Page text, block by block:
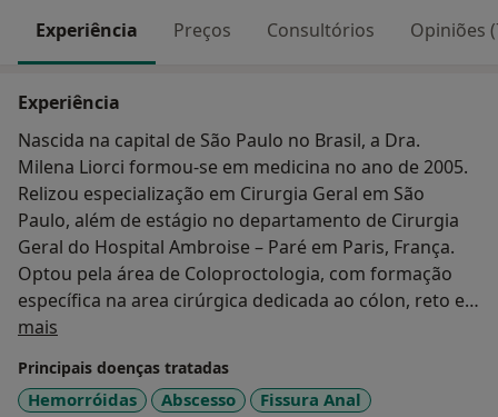
Experiência Preços Consultórios Opiniões
Experiência
Nascida na capital de São Paulo no Brasil, a Dra.
Milena Liorci formou-se em medicina no ano de 2005.
Relizou especialização em Cirurgia Geral em São
Paulo, além de estágio no departamento de Cirurgia
Geral do Hospital Ambroise – Paré em Paris, França.
Optou pela área de Coloproctologia, com formação
específica na area cirúrgica dedicada ao cólon, reto e
ânus. Foi estagiária no departamento de cirurgia
membro do Colégio Brasileiro de Cirurgiões,
Sociedade Brasileira de Coloproctologia e Sociedade
mais
Principais doenças tratadas
Hemorróidas Abscesso
Fissura Anal